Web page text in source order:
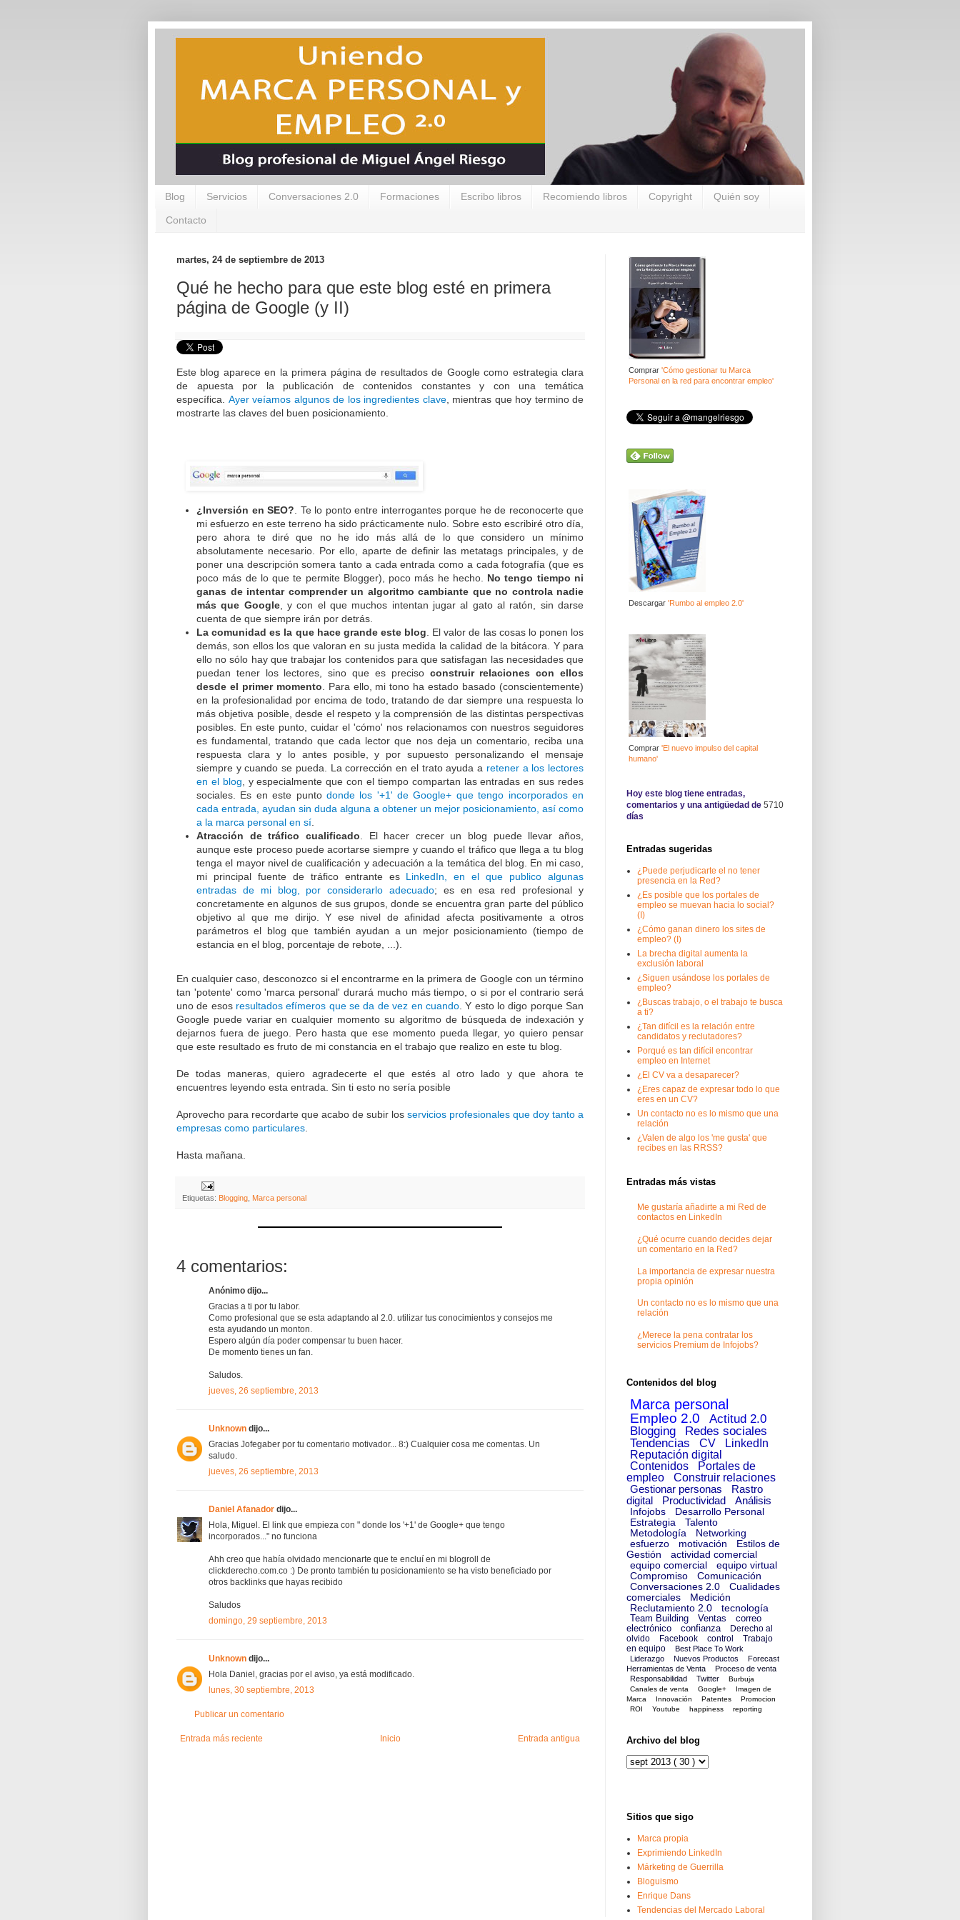
Blog Servicios Conversaciones 2.0 Formaciones Escribo libros Recomiendo libros Copyright Quién soy
Contacto
martes, 24 de septiembre de 2013
Qué he hecho para que este blog esté en primera
página de Google (y II)
Este blog aparece en la primera página de resultados de Google como estrategia clara
de apuesta por la publicación de contenidos constantes y con una temática
específica. Ayer veíamos algunos de los ingredientes clave, mientras que hoy termino de
mostrarte las claves del buen posicionamiento.
¿Inversión en SEO? . Te lo ponto entre interrogantes porque he de reconocerte que
mi esfuerzo en este terreno ha sido prácticamente nulo. Sobre esto escribiré otro día,
pero ahora te diré que no he ido más allá de lo que considero un mínimo
absolutamente necesario. Por ello, aparte de definir las metatags principales, y de
poner una descripción somera tanto a cada entrada como a cada fotografía (que es
poco más de lo que te permite Blogger), poco más he hecho. No tengo tiempo ni
ganas de intentar comprender un algoritmo cambiante que no controla nadie
más que Google, y con el que muchos intentan jugar al gato al ratón, sin darse
cuenta de que siempre irán por detrás.
La comunidad es la que hace grande este blog . El valor de las cosas lo ponen los
demás, son ellos los que valoran en su justa medida la calidad de la bitácora. Y para
ello no sólo hay que trabajar los contenidos para que satisfagan las necesidades que
puedan tener los lectores, sino que es preciso construir relaciones con ellos
desde el primer momento . Para ello, mi tono ha estado basado (conscientemente)
en la profesionalidad por encima de todo, tratando de dar siempre una respuesta lo
más objetiva posible, desde el respeto y la comprensión de las distintas perspectivas
posibles. En este punto, cuidar el 'cómo' nos relacionamos con nuestros seguidores
es fundamental, tratando que cada lector que nos deja un comentario, reciba una
respuesta clara y lo antes posible, y por supuesto personalizando el mensaje
siempre y cuando se pueda. La corrección en el trato ayuda a retener a los lectores
en el blog , y especialmente que con el tiempo compartan las entradas en sus redes
sociales. Es en este punto donde los '+1' de Google+ que tengo incorporados en
cada entrada, ayudan sin duda alguna a obtener un mejor posicionamiento, así como
a la marca personal en sí
Atracción de tráfico cualificado . El hacer crecer un blog puede llevar años,
aunque este proceso puede acortarse siempre y cuando el tráfico que llega a tu blog
tenga el mayor nivel de cualificación y adecuación a la temática del blog. En mi caso,
mi principal fuente de tráfico entrante es LinkedIn, en el que publico algunas
entradas de mi blog, por considerarlo adecuado; es en esa red profesional y
concretamente en algunos de sus grupos, donde se encuentra gran parte del público
objetivo al que me dirijo. Y ese nivel de afinidad afecta positivamente a otros
parámetros el blog que también ayudan a un mejor posicionamiento (tiempo de
estancia en el blog, porcentaje de rebote, ...).
En cualquier caso, desconozco si el encontrarme en la primera de Google con un término
tan 'potente' como 'marca personal' durará mucho más tiempo, o si por el contrario será
uno de esos resultados efímeros que se da de vez en cuando. Y esto lo digo porque San
Google puede variar en cualquier momento su algoritmo de búsqueda de indexación y
dejarnos fuera de juego. Pero hasta que ese momento pueda llegar, yo quiero pensar
que este resultado es fruto de mi constancia en el trabajo que realizo en este tu blog.
De todas maneras, quiero agradecerte el que estés al otro lado y que ahora te
encuentres leyendo esta entrada. Sin ti esto no sería posible
Aprovecho para recordarte que acabo de subir los servicios profesionales que doy tanto a
empresas como particulares
Hasta mañana.
Etiquetas: Blogging Marca personal
4 comentarios:
Anónimo dijo...
Gracias a ti por tu labor.
Como profesional que se esta adaptando al 2.0. utilizar tus conocimientos y consejos me
esta ayudando un monton.
Espero algún día poder compensar tu buen hacer.
De momento tienes un fan.
Saludos.
jueves, 26 septiembre, 2013
Unknown dijo...
Gracias Jofegaber por tu comentario motivador... 8:) Cualquier cosa me comentas. Un
saludo.
jueves, 26 septiembre, 2013
Daniel Afanador dijo...
Hola, Miguel. El link que empieza con " donde los '+1' de Google+ que tengo
incorporados..." no funciona
Ahh creo que había olvidado mencionarte que te encluí en mi blogroll de
clickderecho.com.co :) De pronto también tu posicionamiento se ha visto beneficiado por
otros backlinks que hayas recibido
Saludos
domingo, 29 septiembre, 2013
Unknown dijo...
Hola Daniel, gracias por el aviso, ya está modificado.
lunes, 30 septiembre, 2013
Publicar un comentario
Entrada más reciente Entrada antigua
Inicio
Comprar 'Cómo gestionar tu Marca
Personal en la red para encontrar empleo'
Descargar 'Rumbo al empleo 2.0'
Comprar 'El nuevo impulso del capital
humano'
Hoy este blog tiene entradas,
comentarios y una antigüedad de 5710
días
Entradas sugeridas
¿Puede perjudicarte el no tener
presencia en la Red?
¿Es posible que los portales de
empleo se muevan hacia lo social?
(I)
¿Cómo ganan dinero los sites de
empleo? (I)
La brecha digital aumenta la
exclusión laboral
¿Siguen usándose los portales de
empleo?
¿Buscas trabajo, o el trabajo te busca
a ti?
¿Tan difícil es la relación entre
candidatos y reclutadores?
Porqué es tan difícil encontrar
empleo en Internet
¿El CV va a desaparecer?
¿Eres capaz de expresar todo lo que
eres en un CV?
Un contacto no es lo mismo que una
relación
¿Valen de algo los 'me gusta' que
recibes en las RRSS?
Entradas más vistas
Me gustaría añadirte a mi Red de
contactos en LinkedIn
¿Qué ocurre cuando decides dejar
un comentario en la Red?
La importancia de expresar nuestra
propia opinión
Un contacto no es lo mismo que una
relación
¿Merece la pena contratar los
servicios Premium de Infojobs?
Contenidos del blog
Marca personal
Empleo 2.0
Actitud 2.0
Blogging
Redes sociales
Tendencias
CV
LinkedIn
Reputación digital
Contenidos
Portales de
empleo
Construir relaciones
Gestionar personas
Rastro
digital
Productividad Análisis
Infojobs
Desarrollo Personal
Estrategia
Talento
Metodología
Networking
esfuerzo
motivación
Estilos de
Gestión
actividad comercial
equipo comercial
equipo virtual
Compromiso
Comunicación
Conversaciones 2.0
Cualidades
comerciales
Medición
Reclutamiento 2.0
tecnología
Team Building Ventas
correo
electrónico
confianza
Derecho al
olvido
Facebook control
Trabajo
en equipo
Best Place To Work
Liderazgo
Nuevos Productos
Forecast
Herramientas de Venta
Proceso de venta
Responsabilidad
Twitter
Burbuja
Canales de venta
Google+
Imagen de
Marca
Innovación Patentes
Promocion
ROI
Youtube happiness reporting
Archivo del blog
Sitios que sigo
Marca propia
Exprimiendo LinkedIn
Márketing de Guerrilla
Bloguismo
Enrique Dans
Tendencias del Mercado Laboral